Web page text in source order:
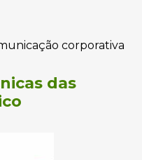
corporativa
das